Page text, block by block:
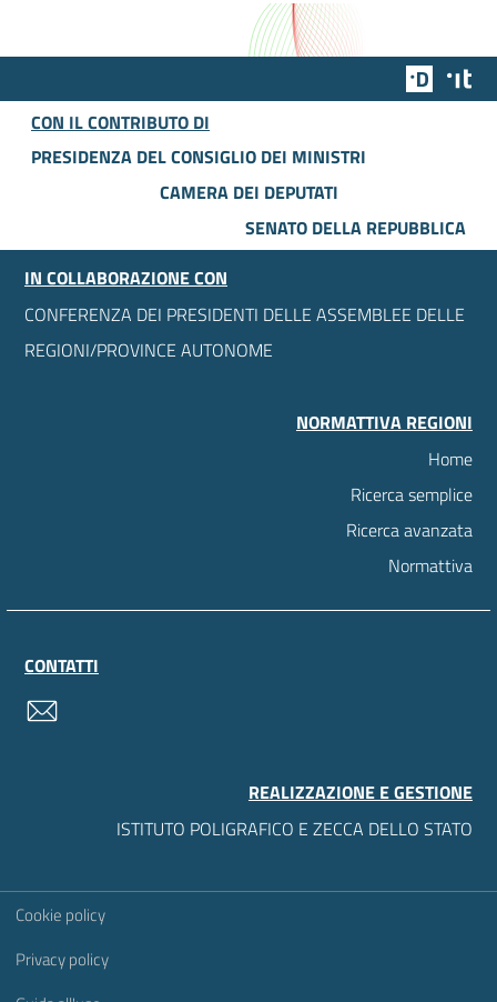
Team
CON IL CONTRIBUTO DI
PRESIDENZA DEL CONSIGLIO DEI MINISTRI
CAMERA DEI DEPUTATI
SENATO DELLA REPUBBLICA
IN COLLABORAZIONE CON
CONFERENZA DEI PRESIDENTI DELLE ASSEMBLEE DELLE
REGIONI/PROVINCE AUTONOME
NORMATTIVA REGIONI
Home
Ricerca semplice
Ricerca avanzata
Normattiva
CONTATTI
REALIZZAZIONE E GESTIONE
ISTITUTO POLIGRAFICO E ZECCA DELLO STATO
Sezione Link Utili
Cookie policy
Privacy policy